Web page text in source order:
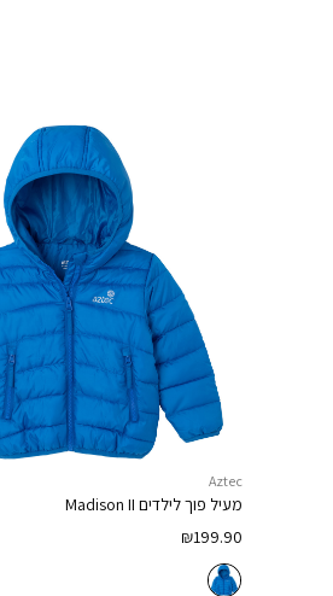
Aztec
מעיל פוך לילדים Madison II
₪199.90